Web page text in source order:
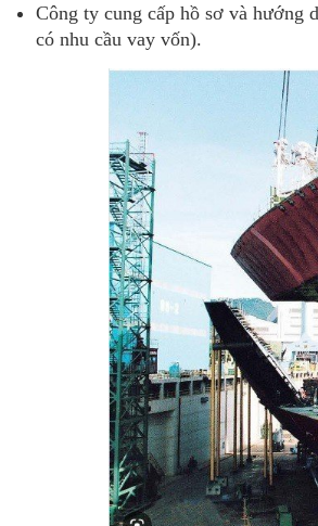
Công ty cung cấp hồ sơ và
có nhu cầu vay vốn).